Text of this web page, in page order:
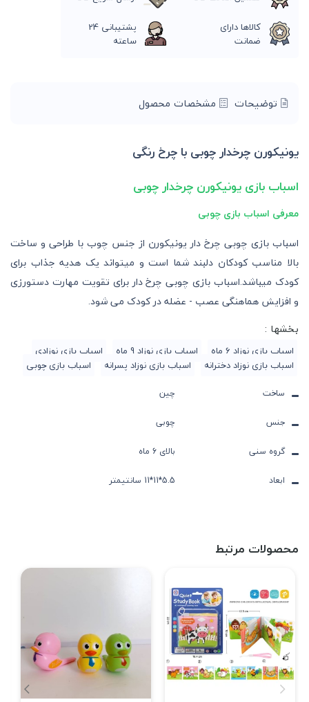
کالاها دارای
ضمانت
پشتیبانی 24
ساعته
توضیحات مشخصات محصول
یونیکورن چرخدار چوبی با چرخ رنگی
اسباب بازی یونیکورن چرخدار چوبی
معرفی اسباب بازی چوبی
اسباب بازی چوبی چرخ دار یونیکورن از جنس چوب با طراحی و ساخت
بالا مناسب کودکان دلبند شما است و میتواند یک هدیه جذاب برای
کودک میباشد.اسباب بازی چوبی چرخ دار برای تقویت مهارت دستورزی
و افزایش هماهنگی عصب - عضله در کودک می شود.
بخشها :
اسباب بازی نوزاد 6 ماه اسباب بازی نوزاد 9 ماه
اسباب بازی نوزادی
اسباب بازی نوزاد دخترانه
اسباب بازی نوزاد پسرانه اسباب بازی چوبی
ساخت
چین
جنس
چوبی
گروه سنی
بالای 6 ماه
ابعاد
5.5*11*11 سانتیمتر
محصولات مرتبط